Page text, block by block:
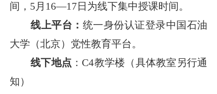
间， 5月 16—17 日为线下集中授课时间。
线上平台： 统一身份认证登录中国石油
大学（北京）党性教育平台。
线下地点 ： C4教学楼（具体教室另行通
知）